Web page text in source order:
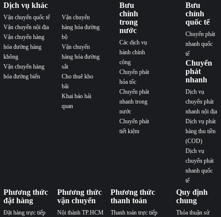
Dịch vụ khác
Vận chuyển quốc tế
Vận chuyển nội địa
Vận chuyển hàng
hóa đường hàng
không
Vận chuyển hàng
hóa đường biển
Vận chuyển
hàng hóa đường
bộ
Vận chuyển
hàng hóa đường
sắt
Cho thuê kho
bãi
Khai báo hải
quan
Bưu
chính
trong
nước
Các dịch vụ
hành chính
công
Chuyển phát
hỏa tốc
Chuyển phát
nhanh trong
nước
Chuyển phát
tiết kiệm
Bưu
chính
quốc tế
Chuyển phát
nhanh quốc
tế
Chuyển
phát
nhanh
Dịch vụ
chuyển phát
nhanh nội địa
Dịch vụ phát
hàng thu tiền
(COD)
Dịch vụ
chuyển phát
nhanh quốc
tế
Phương thức
đặt hàng
Đặt hàng trực tiếp
Phương thức
vận chuyển
Nội thành TP.HCM
Phương thức
thanh toán
Thanh toán trực tiếp
Quy định
chung
Thỏa thuận sử